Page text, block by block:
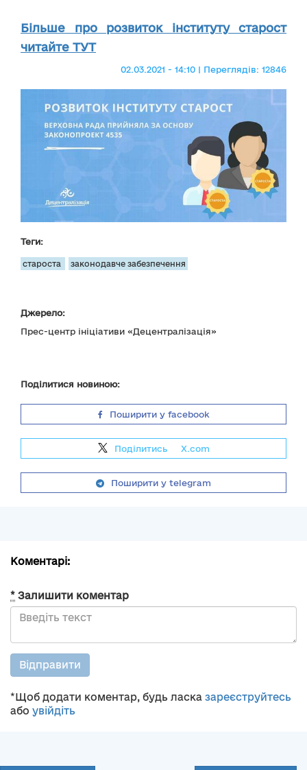
Більше про розвиток інституту старост
читайте ТУТ
02.03.2021 - 14:10 | Переглядів: 12846
Теги:
староста законодавче забезпечення
Джерело:
Прес-центр ініціативи «Децентралізація»
Поділитися новиною:
Поширити у facebook
Поділитись X.com
Поширити у telegram
Коментарі:
* Залишити коментар
Відправити
*Щоб додати коментар, будь ласка зареєструйтесь
або увійдіть